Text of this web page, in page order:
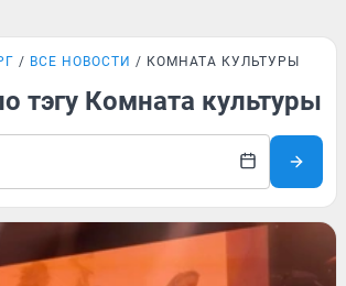
ВСЕ НОВОСТИ КОМНАТА КУЛЬТУРЫ
тэгу Комната культуры